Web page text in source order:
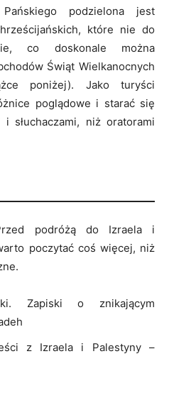
podzielona jest
które nie do
co doskonale można
Świąt Wielkanocnych
poniżej). Jako turyści
poglądowe i starać się
słuchaczami, niż oratorami
podróżą do Izraela i
poczytać coś więcej, niż
Zapiski o znikającym
z Izraela i Palestyny –